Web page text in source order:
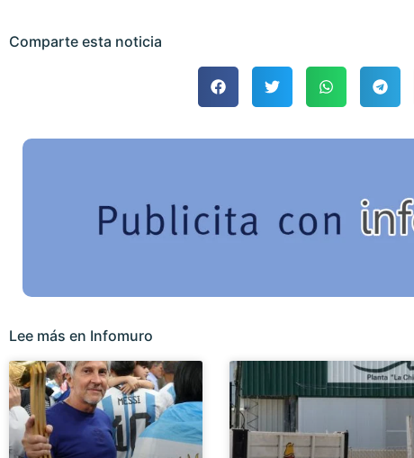
Comparte esta noticia
Lee más en Infomuro